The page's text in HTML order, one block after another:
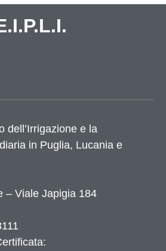
dell’Irrigazione e la
in Puglia, Lucania e
– Viale Japigia 184